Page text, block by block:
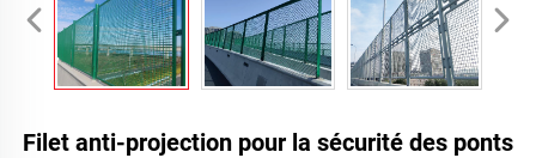
Filet anti-projection pour la sécurité des ponts